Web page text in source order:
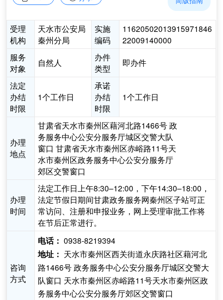
受理
机构
天水市公安局
秦州分局
实施
编码
11620502013915971846
22009140000
服务
对象
自然人
办件
类型
即办件
法定
办结
时限
1个工作日
承诺
办结
时限
1个工作日
办理
地点
甘肃省天水市秦州区藉河北路1466号 政
务服务中心公安分服务厅城区交警大队
窗口 甘肃省天水市秦州区赤峪路11号天
水市秦州区政务服务中心公安分服务厅
郊区交警窗口
办理
时间
法定工作日上午8:30–12:00，下午14:30–18:00，
法定节假日期间甘肃政务服务网秦州区子站可正
常访问、注册和申报业务，网上受理审批工作将
在节后正常进行。
咨询
方式
电话： 0938-8219394
地址： 天水市秦州区西关街道永庆路社区藉河北
路1466号 政务服务中心公安分服务厅城区交警大
队窗口 天水市秦州区赤峪路11号天水市秦州区政
务服务中心公安分服务厅郊区交警窗口